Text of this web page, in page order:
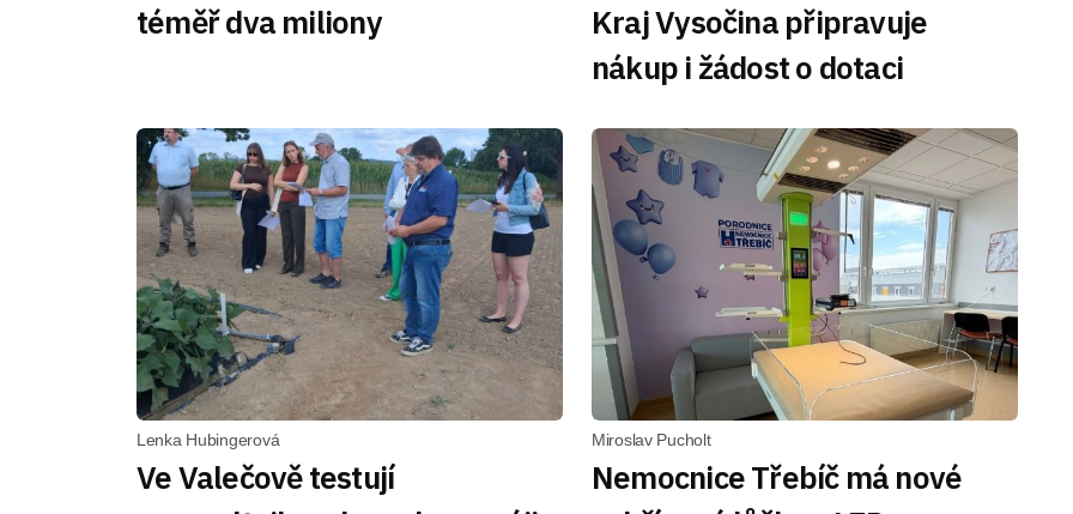
téměř dva miliony
Kraj Vysočina připravuje
nákup i žádost o dotaci
Lenka Hubingerová
Ve Valečově testují
Miroslav Pucholt
Nemocnice Třebíč má nové